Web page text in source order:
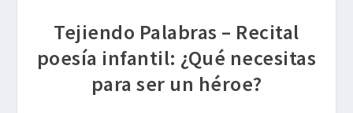
Tejiendo Palabras – Recital
poesía infantil: ¿Qué necesitas
para ser un héroe?